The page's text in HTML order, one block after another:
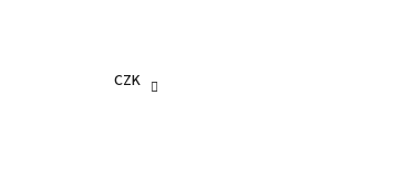
CZK